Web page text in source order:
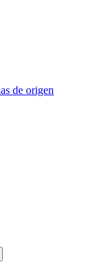
de origen